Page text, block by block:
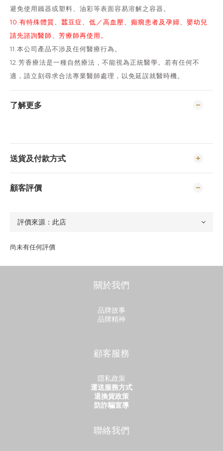
避免使用鐵器或塑料、油彩等表面容易溶解之容器。
10.有特殊體質、蠶豆症、低／高血壓、癲癇患者及孕婦、嬰幼兒
請先諮詢醫師、芳療師再使用。
11.本公司產品不涉及任何醫療行為。
12.芳香療法是一種自然療法，不能視為正統醫學。若有任何不
適，請立刻尋求合法專業醫師處理，以免延誤就醫時機。
了解更多
送貨及付款方式
顧客評價
尚未有任何評價
關於我們
品牌故事
品牌精神
顧客服務
隱私政策
運送服務方式
退換貨政策
防詐騙宣導
聯絡我們